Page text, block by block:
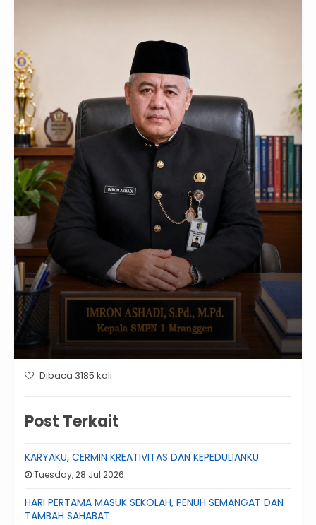
Dibaca 3185 kali
Post Terkait
KARYAKU, CERMIN KREATIVITAS DAN KEPEDULIANKU
Tuesday, 28 Jul 2026
HARI PERTAMA MASUK SEKOLAH, PENUH SEMANGAT DAN
TAMBAH SAHABAT